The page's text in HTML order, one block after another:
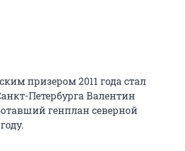
призером 2011 года стал
Петербурга Валентин
генплан северной